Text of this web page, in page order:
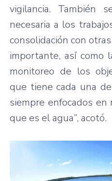
vigilancia. También
necesaria a los
consolidación con
importante, así como
monitoreo de los
que tiene cada una
siempre enfocados
que es el agua”, acotó.